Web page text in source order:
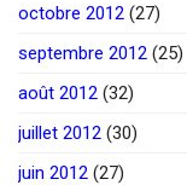
octobre 2012 (27)
septembre 2012 (25)
août 2012 (32)
juillet 2012 (30)
juin 2012 (27)